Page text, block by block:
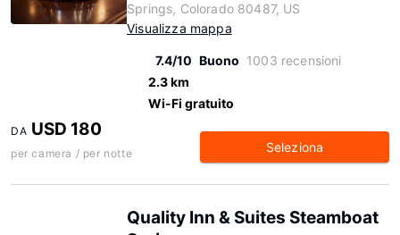
Springs, Colorado 80487, US
Visualizza mappa
7.4/10 Buono 1003 recensioni
2.3 km
Wi-Fi gratuito
DA USD 180
per camera / per notte Seleziona
Quality Inn & Suites Steamboat